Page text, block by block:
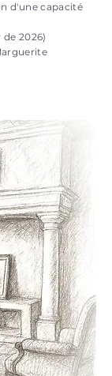
d'une capacité
2026)